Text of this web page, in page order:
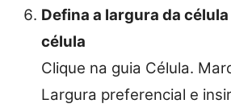
Defina a largura da
célula
Clique na guia Célula.
Largura preferencial e